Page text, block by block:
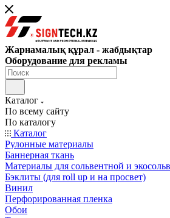
Жарнамалық құрал - жабдықтар
Оборудование для рекламы
Каталог
По всему сайту
По каталогу
Каталог
Рулонные материалы
Баннерная ткань
Материалы для сольвентной и
Бэклиты (для roll up и на просвет)
Винил
Перфорированная пленка
Обои